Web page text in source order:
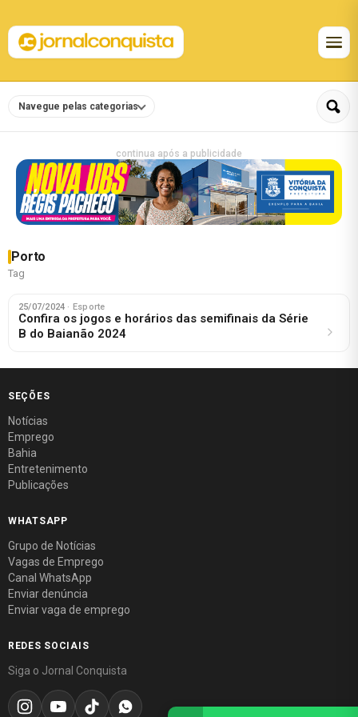
Navegue pelas categorias
continua após a publicidade
Porto
Tag
25/07/2024 · Esporte
Confira os jogos e horários das semifinais da Série
B do Baianão 2024
SEÇÕES
Notícias
Emprego
Bahia
Entretenimento
Publicações
WHATSAPP
Grupo de Notícias
Vagas de Emprego
Canal WhatsApp
Enviar denúncia
Enviar vaga de emprego
REDES SOCIAIS
Siga o Jornal Conquista